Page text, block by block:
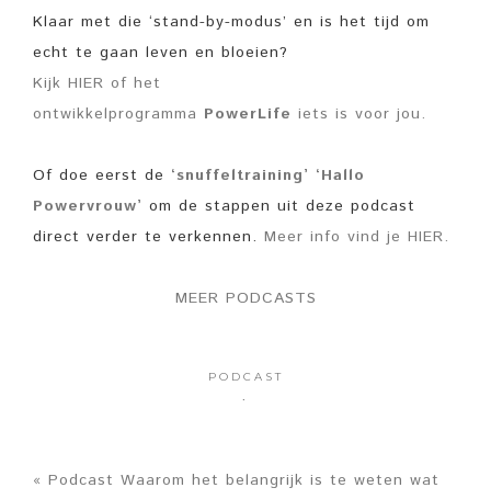
Klaar met die ‘stand-by-modus’ en is het tijd om
echt te gaan leven en bloeien?
Kijk HIER of het
ontwikkelprogramma PowerLife iets is voor jou.
Of doe eerst de ‘snuffeltraining’ ‘Hallo
Powervrouw’ om de stappen uit deze podcast
direct verder te verkennen. Meer info vind je HIER.
MEER PODCASTS
PODCAST
·
« Podcast Waarom het belangrijk is te weten wat